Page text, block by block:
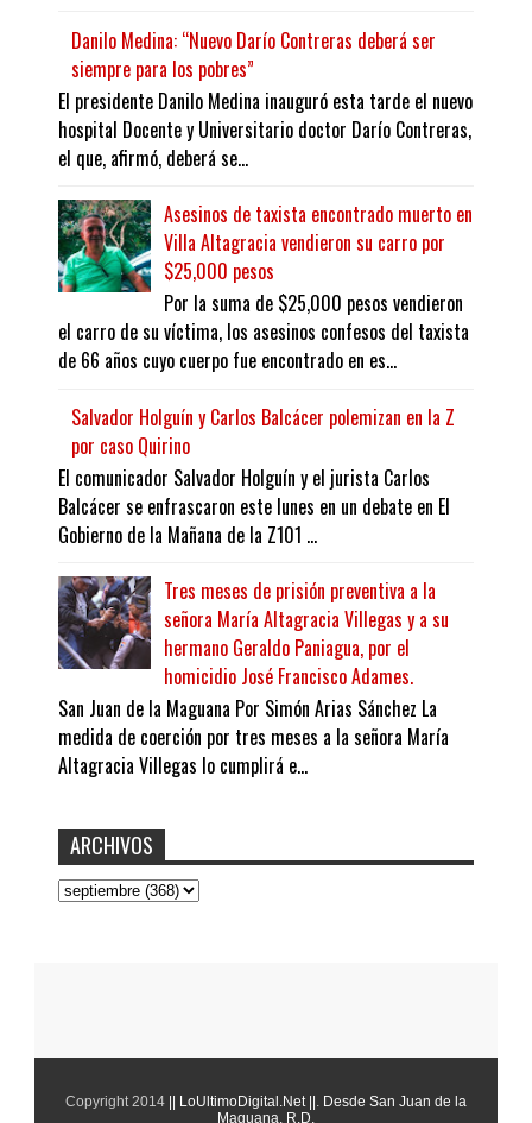
Danilo Medina: “Nuevo Darío Contreras deberá ser
siempre para los pobres”
El presidente Danilo Medina inauguró esta tarde el nuevo
hospital Docente y Universitario doctor Darío Contreras,
el que, afirmó, deberá se...
Asesinos de taxista encontrado muerto en
Villa Altagracia vendieron su carro por
$25,000 pesos
Por la suma de $25,000 pesos vendieron
el carro de su víctima, los asesinos confesos del taxista
de 66 años cuyo cuerpo fue encontrado en es...
Salvador Holguín y Carlos Balcácer polemizan en la Z
por caso Quirino
El comunicador Salvador Holguín y el jurista Carlos
Balcácer se enfrascaron este lunes en un debate en El
Gobierno de la Mañana de la Z101 ...
Tres meses de prisión preventiva a la
señora María Altagracia Villegas y a su
hermano Geraldo Paniagua, por el
homicidio José Francisco Adames.
San Juan de la Maguana Por Simón Arias Sánchez La
medida de coerción por tres meses a la señora María
Altagracia Villegas lo cumplirá e...
ARCHIVOS
Copyright 2014 || LoUltimoDigital.Net || Desde San Juan de la
Maguana. R.D.